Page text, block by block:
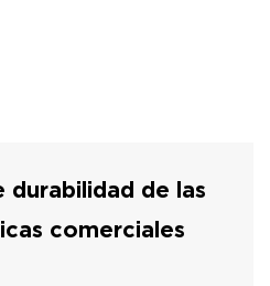
durabilidad de las
comerciales